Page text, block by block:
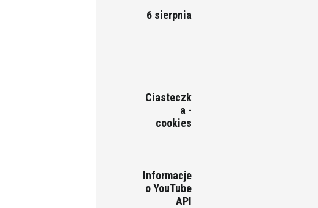
6 sierpnia
Ciasteczk
a -
cookies
Informacje
o YouTube
API